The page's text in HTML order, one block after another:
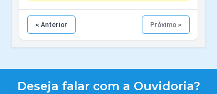
« Anterior Próximo »
Deseja falar com a Ouvidoria?